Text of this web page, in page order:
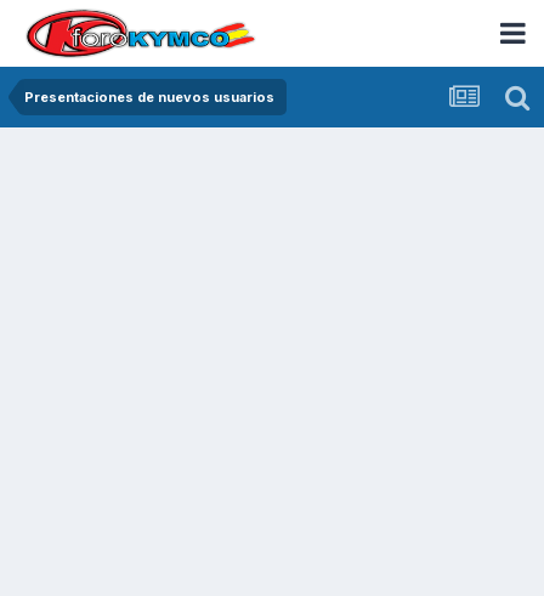
Presentaciones de nuevos usuarios